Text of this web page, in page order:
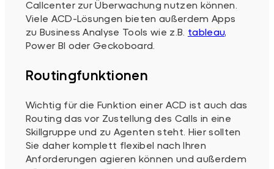
Callcenter zur Überwachung nutzen können.
Viele ACD-Lösungen bieten außerdem Apps
zu Business Analyse Tools wie z.B. tableau,
Power BI oder Geckoboard.
Routingfunktionen
Wichtig für die Funktion einer ACD ist auch das
Routing das vor Zustellung des Calls in eine
Skillgruppe und zu Agenten steht. Hier sollten
Sie daher komplett flexibel nach Ihren
Anforderungen agieren können und außerdem